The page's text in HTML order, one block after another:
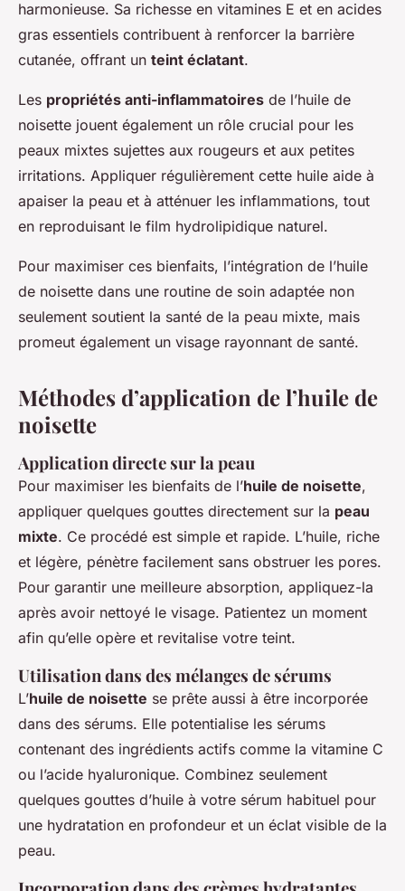
harmonieuse. Sa richesse en vitamines E et en acides
gras essentiels contribuent à renforcer la barrière
cutanée, offrant un teint éclatant.
Les propriétés anti-inflammatoires de l’huile de
noisette jouent également un rôle crucial pour les
peaux mixtes sujettes aux rougeurs et aux petites
irritations. Appliquer régulièrement cette huile aide à
apaiser la peau et à atténuer les inflammations, tout
en reproduisant le film hydrolipidique naturel.
Pour maximiser ces bienfaits, l’intégration de l’huile
de noisette dans une routine de soin adaptée non
seulement soutient la santé de la peau mixte, mais
promeut également un visage rayonnant de santé.
Méthodes d’application de l’huile de
noisette
Application directe sur la peau
Pour maximiser les bienfaits de l’huile de noisette,
appliquer quelques gouttes directement sur la peau
mixte. Ce procédé est simple et rapide. L’huile, riche
et légère, pénètre facilement sans obstruer les pores.
Pour garantir une meilleure absorption, appliquez-la
après avoir nettoyé le visage. Patientez un moment
afin qu’elle opère et revitalise votre teint.
Utilisation dans des mélanges de sérums
L’huile de noisette se prête aussi à être incorporée
dans des sérums. Elle potentialise les sérums
contenant des ingrédients actifs comme la vitamine C
ou l’acide hyaluronique. Combinez seulement
quelques gouttes d’huile à votre sérum habituel pour
une hydratation en profondeur et un éclat visible de la
peau.